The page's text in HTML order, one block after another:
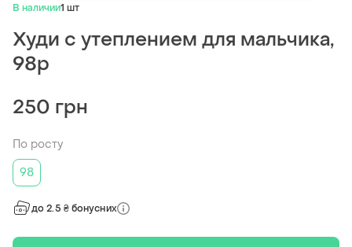
В наличии1 шт
Худи с утеплением для мальчика,
98р
250 грн
По росту
98
до 2.5 ₴ бонусних